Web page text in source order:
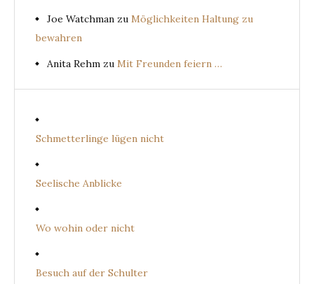
Joe Watchman zu Möglichkeiten Haltung zu
bewahren
Anita Rehm zu Mit Freunden feiern …
Schmetterlinge lügen nicht
Seelische Anblicke
Wo wohin oder nicht
Besuch auf der Schulter